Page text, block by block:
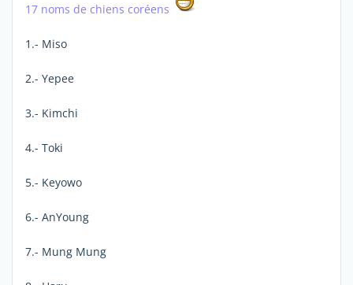
17 noms de chiens coréens
1.- Miso
2.- Yepee
3.- Kimchi
4.- Toki
5.- Keyowo
6.- AnYoung
7.- Mung Mung